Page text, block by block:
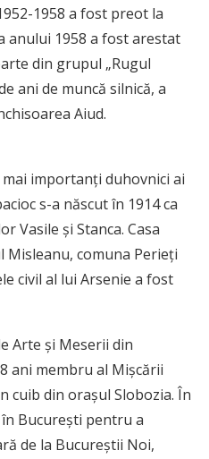
1958 a fost preot la
anului 1958 a fost arestat
din grupul „Rugul
ani de muncă silnică, a
Aiud.
importanți duhovnici ai
s-a născut în 1914 ca
Vasile și Stanca. Casa
Misleanu, comuna Perieți
civil al lui Arsenie a fost
Arte și Meserii din
ani membru al Mișcării
cuib din orașul Slobozia. În
București pentru a
de la Bucureștii Noi,